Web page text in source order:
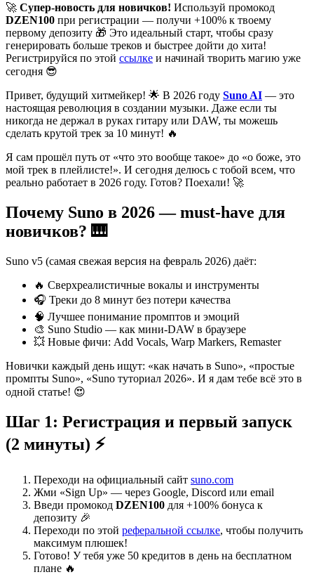
🚀 Супер-новость для новичков! Используй промокод
DZEN100 при регистрации — получи +100% к твоему
первому депозиту 🎁 Это идеальный старт, чтобы сразу
генерировать больше треков и быстрее дойти до хита!
Регистрируйся по этой ссылке и начинай творить магию уже
сегодня 😎
Привет, будущий хитмейкер! 🌟 В 2026 году Suno AI — это
настоящая революция в создании музыки. Даже если ты
никогда не держал в руках гитару или DAW, ты можешь
сделать крутой трек за 10 минут! 🔥
Я сам прошёл путь от «что это вообще такое» до «о боже, это
мой трек в плейлисте!». И сегодня делюсь с тобой всем, что
реально работает в 2026 году. Готов? Поехали! 🚀
Почему Suno в 2026 — must-have для
новичков? 🎹
Suno v5 (самая свежая версия на февраль 2026) даёт:
🔥 Сверхреалистичные вокалы и инструменты
🎧 Треки до 8 минут без потери качества
🧠 Лучшее понимание промптов и эмоций
🎨 Suno Studio — как мини-DAW в браузере
💥 Новые фичи: Add Vocals, Warp Markers, Remaster
Новички каждый день ищут: «как начать в Suno», «простые
промпты Suno», «Suno туториал 2026». И я дам тебе всё это в
одной статье! 😍
Шаг 1: Регистрация и первый запуск
(2 минуты) ⚡
Переходи на официальный сайт suno.com
Жми «Sign Up» — через Google, Discord или email
Введи промокод DZEN100 для +100% бонуса к
депозиту 🎉
Переходи по этой реферальной ссылке, чтобы получить
максимум плюшек!
Готово! У тебя уже 50 кредитов в день на бесплатном
плане 🔥